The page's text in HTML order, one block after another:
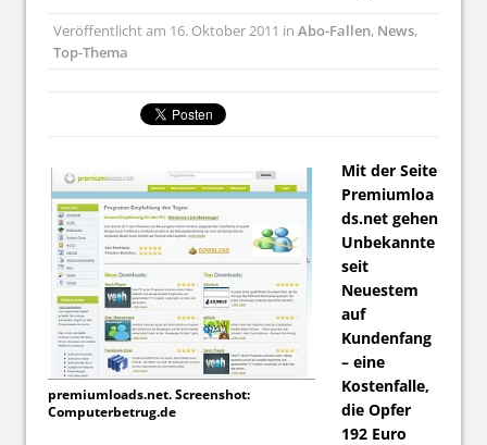
Veröffentlicht am 16. Oktober 2011 in Abo-Fallen, News,
Top-Thema
premiumloads.net. Screenshot:
Computerbetrug.de
Mit der Seite
Premiumloa
ds.net gehen
Unbekannte
seit
Neuestem
auf
Kundenfang
– eine
Kostenfalle,
die Opfer
192 Euro